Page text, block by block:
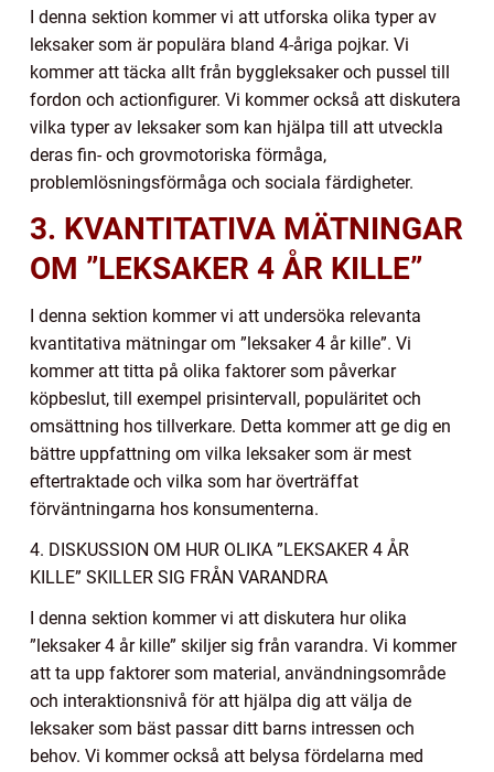
I denna sektion kommer vi att utforska olika typer av
leksaker som är populära bland 4-åriga pojkar. Vi
kommer att täcka allt från byggleksaker och pussel till
fordon och actionfigurer. Vi kommer också att diskutera
vilka typer av leksaker som kan hjälpa till att utveckla
deras fin- och grovmotoriska förmåga,
problemlösningsförmåga och sociala färdigheter.
3. KVANTITATIVA MÄTNINGAR
OM ”LEKSAKER 4 ÅR KILLE”
I denna sektion kommer vi att undersöka relevanta
kvantitativa mätningar om ”leksaker 4 år kille”. Vi
kommer att titta på olika faktorer som påverkar
köpbeslut, till exempel prisintervall, populäritet och
omsättning hos tillverkare. Detta kommer att ge dig en
bättre uppfattning om vilka leksaker som är mest
eftertraktade och vilka som har överträffat
förväntningarna hos konsumenterna.
4. DISKUSSION OM HUR OLIKA ”LEKSAKER 4 ÅR
KILLE” SKILLER SIG FRÅN VARANDRA
I denna sektion kommer vi att diskutera hur olika
”leksaker 4 år kille” skiljer sig från varandra. Vi kommer
att ta upp faktorer som material, användningsområde
och interaktionsnivå för att hjälpa dig att välja de
leksaker som bäst passar ditt barns intressen och
behov. Vi kommer också att belysa fördelarna med